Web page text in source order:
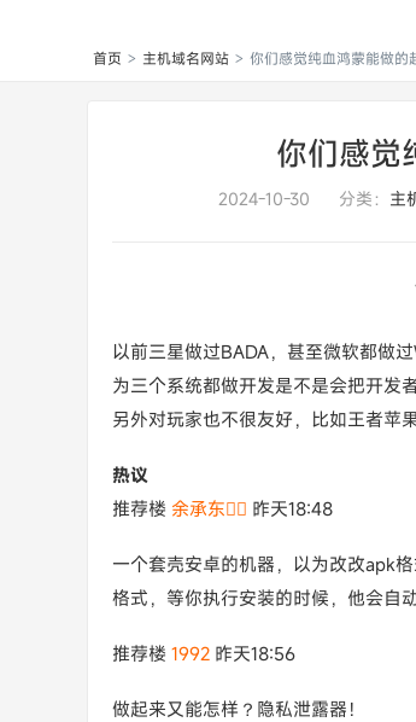
首页 > 主机域名网站 > 你们感觉纯血鸿蒙能做的
你们感觉
2024-10-30 分类： 主
以前三星做过BADA，甚至微软都做
为三个系统都做开发是不是会把开发
另外对玩家也不很友好，比如王者苹
热议
推荐楼 余承东ᅟᅠ 昨天18:48
一个套壳安卓的机器，以为改改apk
格式，等你执行安装的时候，他会自
推荐楼 1992 昨天18:56
做起来又能怎样？隐私泄露器！